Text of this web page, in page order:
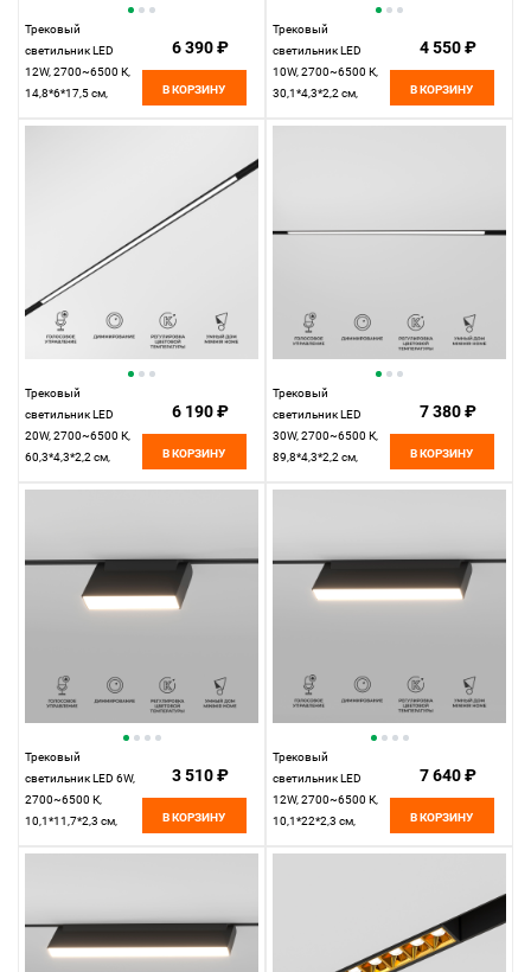
Трековый
светильник LED
12W, 2700~6500 К,
14,8*6*17,5 см,
6 390 ₽
В КОРЗИНУ
Трековый
светильник LED
10W, 2700~6500 К,
30,1*4,3*2,2 см,
4 550 ₽
В КОРЗИНУ
Трековый
светильник LED
20W, 2700~6500 К,
60,3*4,3*2,2 см,
6 190 ₽
В КОРЗИНУ
Трековый
светильник LED
30W, 2700~6500 К,
89,8*4,3*2,2 см,
7 380 ₽
В КОРЗИНУ
Трековый
светильник LED 6W,
2700~6500 К,
10,1*11,7*2,3 см,
3 510 ₽
В КОРЗИНУ
Трековый
светильник LED
12W, 2700~6500 К,
10,1*22*2,3 см,
7 640 ₽
В КОРЗИНУ